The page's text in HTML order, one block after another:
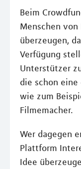
Beim
Menschen
überzeugen,
Verfügung
Unterstützer
die schon eine
wie zum
Filmemacher.
Wer dagegen
Plattform
Idee